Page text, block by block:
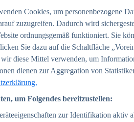
Cookies, um personenbezogene
zuzugreifen. Dadurch wird
ordnungsgemäß funktioniert. Sie
Sie dazu auf die Schaltfläche
diese Mittel verwenden, um
dienen zur Aggregation von
um Folgendes bereitzustellen:
zur Identifikation aktiv